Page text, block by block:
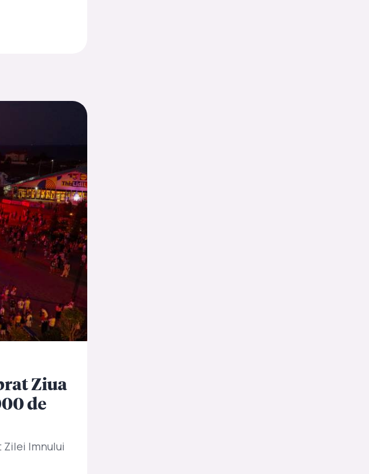
Ziua
de
Imnului